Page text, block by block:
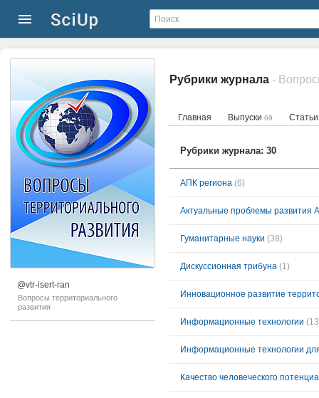
@vtr-isert-ran
Вопросы территориального
развития
Рубрики журнала -
Главная Выпуски 69
Рубрики журнала: 30
АПК региона (6)
Актуальные проблемы развития
Гуманитарные науки (38)
Дискуссионная трибуна (1)
Инновационное развитие
Информационные технологии
Информационные технологии
Качество человеческого